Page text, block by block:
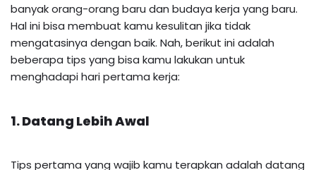
banyak orang-orang baru dan budaya kerja yang baru.
Hal ini bisa membuat kamu kesulitan jika tidak
mengatasinya dengan baik. Nah, berikut ini adalah
beberapa tips yang bisa kamu lakukan untuk
menghadapi hari pertama kerja:
1. Datang Lebih Awal
Tips pertama yang wajib kamu terapkan adalah datang